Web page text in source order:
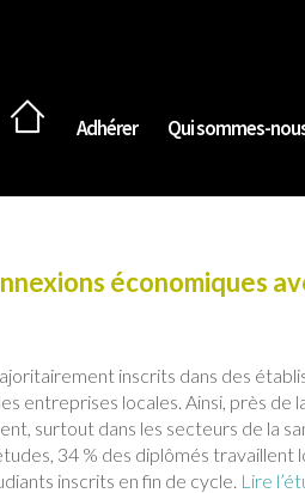
Adhérer Qui sommes-
économiques
inscrits dans des
entreprises locales. Ainsi, près de
surtout dans les secteurs de la
34 % des diplômés travaillent
inscrits en fin de cycle. Lire